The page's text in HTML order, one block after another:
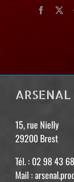
X
15, rue Nielly
29200 Brest
Tél. : 02 98 43
Mail :